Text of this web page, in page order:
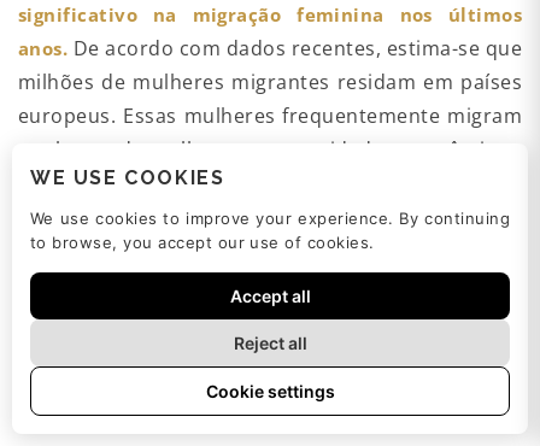
significativo na migração feminina nos últimos
anos. De acordo com dados recentes, estima-se que
milhões de mulheres migrantes residam em países
europeus. Essas mulheres frequentemente migram
em busca de melhores oportunidades econômicas,
reunificação familiar ou para escapar de conflitos e
perseguições em seus países de origem.
FATORES QUE CONTRIBUEM PARA A
VIOLÊNCIA E DISCRIMINAÇÃO CONTRA
MULHERES MIGRANTES:
WE USE COOKIES
We use cookies to improve your experience. By continuing
to browse, you accept our use of cookies.
Accept all
Reject all
Cookie settings